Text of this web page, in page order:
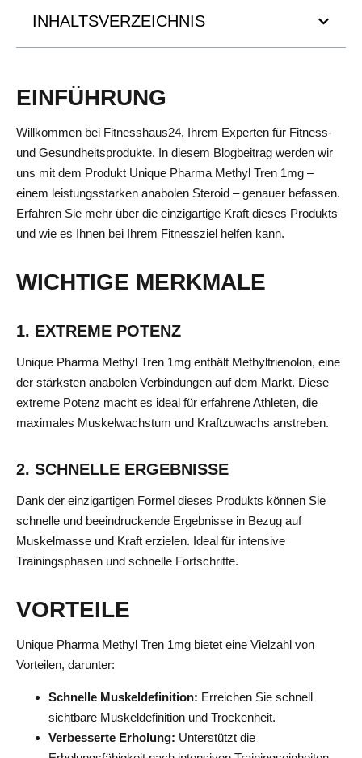
INHALTSVERZEICHNIS
EINFÜHRUNG
Willkommen bei Fitnesshaus24, Ihrem Experten für Fitness-
und Gesundheitsprodukte. In diesem Blogbeitrag werden wir
uns mit dem Produkt Unique Pharma Methyl Tren 1mg –
einem leistungsstarken anabolen Steroid – genauer befassen.
Erfahren Sie mehr über die einzigartige Kraft dieses Produkts
und wie es Ihnen bei Ihrem Fitnessziel helfen kann.
WICHTIGE MERKMALE
1. EXTREME POTENZ
Unique Pharma Methyl Tren 1mg enthält Methyltrienolon, eine
der stärksten anabolen Verbindungen auf dem Markt. Diese
extreme Potenz macht es ideal für erfahrene Athleten, die
maximales Muskelwachstum und Kraftzuwachs anstreben.
2. SCHNELLE ERGEBNISSE
Dank der einzigartigen Formel dieses Produkts können Sie
schnelle und beeindruckende Ergebnisse in Bezug auf
Muskelmasse und Kraft erzielen. Ideal für intensive
Trainingsphasen und schnelle Fortschritte.
VORTEILE
Unique Pharma Methyl Tren 1mg bietet eine Vielzahl von
Vorteilen, darunter:
Schnelle Muskeldefinition: Erreichen Sie schnell
sichtbare Muskeldefinition und Trockenheit.
Verbesserte Erholung: Unterstützt die